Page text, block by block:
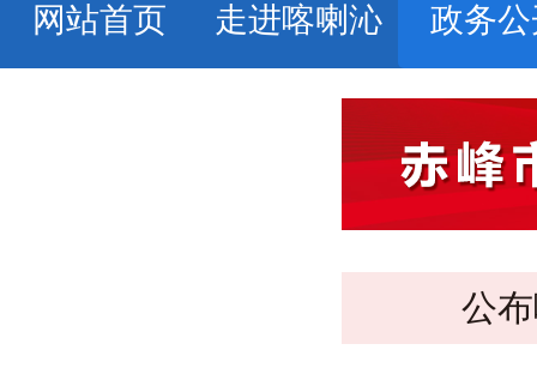
网站首页 走进喀喇沁 政务
公